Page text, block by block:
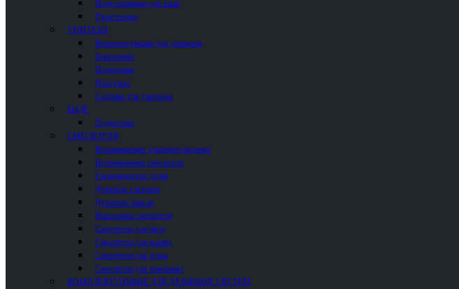
Подголовники для ванн
Пристенные
УНИТАЗЫ
Комплектующие для унитазов
Напольные
Подвесные
Писсуары
Сиденья для унитазов
БИДЕ
Подвесные
СМЕСИТЕЛИ
Встраиваемые душевые системы
Встраиваемые смесители
Гигиенические души
Душевые системы
Душевые панели
Напольные смесители
Смесители для биде
Смесители для ванны
Смесители для душа
Смесители для раковины
КОМПЛЕКТУЮЩИЕ ДЛЯ ДУШЕВЫХ СИСТЕМ